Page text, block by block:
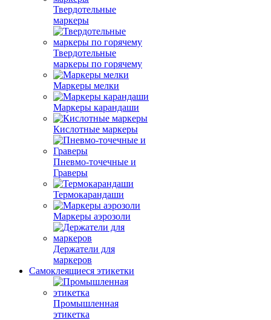
Твердотельные
маркеры
Твердотельные
маркеры по горячему
Маркеры мелки
Маркеры карандаши
Кислотные маркеры
Пневмо-точечные и
Граверы
Термокарандаши
Маркеры аэрозоли
Держатели для
маркеров
Самоклеящиеся этикетки
Промышленная
этикетка